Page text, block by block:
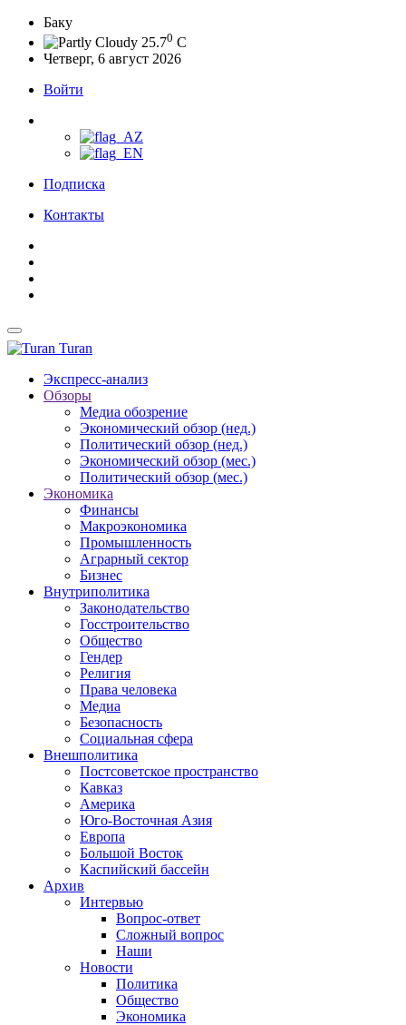
Баку
25.70 C
Четверг, 6 август 2026
Войти
Подписка
Контакты
Turan
Экспресс-анализ
Обзоры
Медиа обозрение
Экономический обзор (нед.)
Политический обзор (нед.)
Экономический обзор (мес.)
Политический обзор (мес.)
Экономика
Финансы
Макроэкономика
Промышленность
Аграрный сектор
Бизнес
Внутриполитика
Законодательство
Госстроительство
Общество
Гендер
Религия
Права человека
Медиа
Безопасность
Социальная сфера
Внешполитика
Постсоветское пространство
Кавказ
Америка
Юго-Восточная Азия
Европа
Большой Восток
Каспийский бассейн
Архив
Интервью
Вопрос-ответ
Сложный вопрос
Наши
Новости
Политика
Общество
Экономика